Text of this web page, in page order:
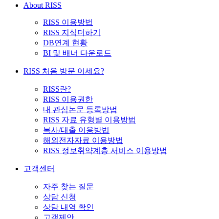
About RISS
RISS 이용방법
RISS 지식더하기
DB연계 현황
BI 및 배너 다운로드
RISS 처음 방문 이세요?
RISS란?
RISS 이용권한
내 관심논문 등록방법
RISS 자료 유형별 이용방법
복사/대출 이용방법
해외전자자료 이용방법
RISS 정보취약계층 서비스 이용방법
고객센터
자주 찾는 질문
상담 신청
상담 내역 확인
고객제안